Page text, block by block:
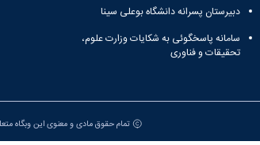
دبیرستان پسرانه دانشگاه بوعلی سینا
سامانه پاسخگوئی به شکایات وزارت علوم،
تحقیقات و فناوری
تمام حقوق مادی و معنوی این وبگاه